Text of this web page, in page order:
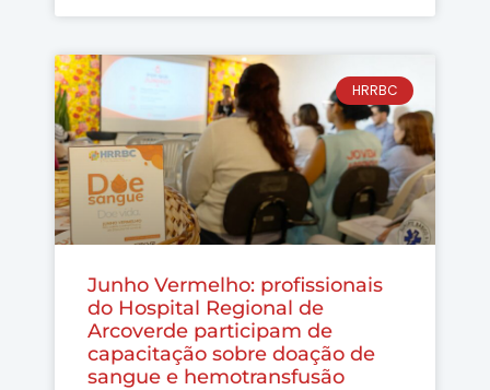
HRRBC
Junho Vermelho: profissionais
do Hospital Regional de
Arcoverde participam de
capacitação sobre doação de
sangue e hemotransfusão